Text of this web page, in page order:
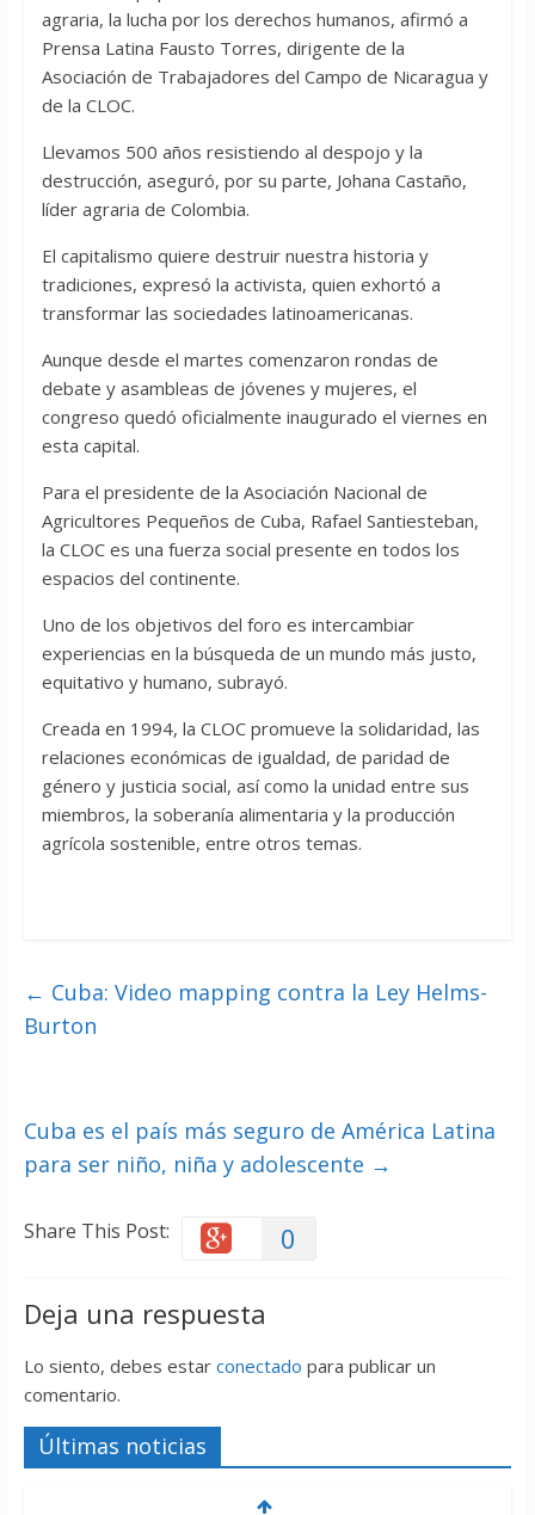
agraria, la lucha por los derechos humanos, afirmó a
Prensa Latina Fausto Torres, dirigente de la
Asociación de Trabajadores del Campo de Nicaragua y
de la CLOC.
Llevamos 500 años resistiendo al despojo y la
destrucción, aseguró, por su parte, Johana Castaño,
líder agraria de Colombia.
El capitalismo quiere destruir nuestra historia y
tradiciones, expresó la activista, quien exhortó a
transformar las sociedades latinoamericanas.
Aunque desde el martes comenzaron rondas de
debate y asambleas de jóvenes y mujeres, el
congreso quedó oficialmente inaugurado el viernes en
esta capital.
Para el presidente de la Asociación Nacional de
Agricultores Pequeños de Cuba, Rafael Santiesteban,
la CLOC es una fuerza social presente en todos los
espacios del continente.
Uno de los objetivos del foro es intercambiar
experiencias en la búsqueda de un mundo más justo,
equitativo y humano, subrayó.
Creada en 1994, la CLOC promueve la solidaridad, las
relaciones económicas de igualdad, de paridad de
género y justicia social, así como la unidad entre sus
miembros, la soberanía alimentaria y la producción
agrícola sostenible, entre otros temas.
← Cuba: Video mapping contra la Ley Helms-
Burton
Cuba es el país más seguro de América Latina
para ser niño, niña y adolescente →
Share This Post: 0
Deja una respuesta
Lo siento, debes estar conectado para publicar un
comentario.
Últimas noticias